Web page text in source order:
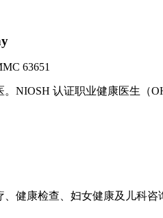
63651
。NIOSH 认证职业健康医生（
健康检查、妇女健康及儿科咨